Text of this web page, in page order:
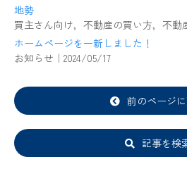
地勢
買主さん向け，不動産の買い方，不動
ホームページを一新しました！
お知らせ｜2024/05/17
前のページ
記事を検